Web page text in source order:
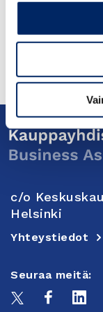
Aleksi
c/o
Helsinki
Yhteystiedot
Seuraa meitä: